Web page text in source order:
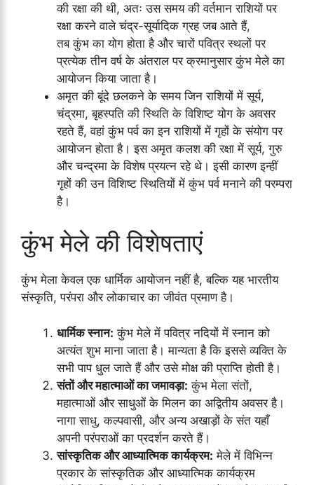
की रक्षा की थी, अतः उस समय की वर्तमान राशियों पर
रक्षा करने वाले चंद्र-सूर्यादिक ग्रह जब आते हैं,
तब कुंभ का योग होता है और चारों पवित्र स्थलों पर
प्रत्येक तीन वर्ष के अंतराल पर क्रमानुसार कुंभ मेले का
आयोजन किया जाता है।
अमृत की बूंदे छलकने के समय जिन राशियों में सूर्य,
चंद्रमा, बृहस्पति की स्थिति के विशिष्ट योग के अवसर
रहते हैं, वहां कुंभ पर्व का इन राशियों में गृहों के संयोग पर
आयोजन होता है। इस अमृत कलश की रक्षा में सूर्य, गुरु
और चन्द्रमा के विशेष प्रयत्न रहे थे। इसी कारण इन्हीं
गृहों की उन विशिष्ट स्थितियों में कुंभ पर्व मनाने की परम्परा
है।
कुंभ मेले की विशेषताएं
कुंभ मेला केवल एक धार्मिक आयोजन नहीं है, बल्कि यह भारतीय
संस्कृति, परंपरा और लोकाचार का जीवंत प्रमाण है।
धार्मिक स्नान: कुंभ मेले में पवित्र नदियों में स्नान को
अत्यंत शुभ माना जाता है। मान्यता है कि इससे व्यक्ति के
सभी पाप धुल जाते हैं और उसे मोक्ष की प्राप्ति होती है।
संतों और महात्माओं का जमावड़ा: कुंभ मेला संतों,
महात्माओं और साधुओं के मिलन का अद्वितीय अवसर है।
नागा साधु, कल्पवासी, और अन्य अखाड़ों के संत यहाँ
अपनी परंपराओं का प्रदर्शन करते हैं।
सांस्कृतिक और आध्यात्मिक कार्यक्रम: मेले में विभिन्न
प्रकार के सांस्कृतिक और आध्यात्मिक कार्यक्रम